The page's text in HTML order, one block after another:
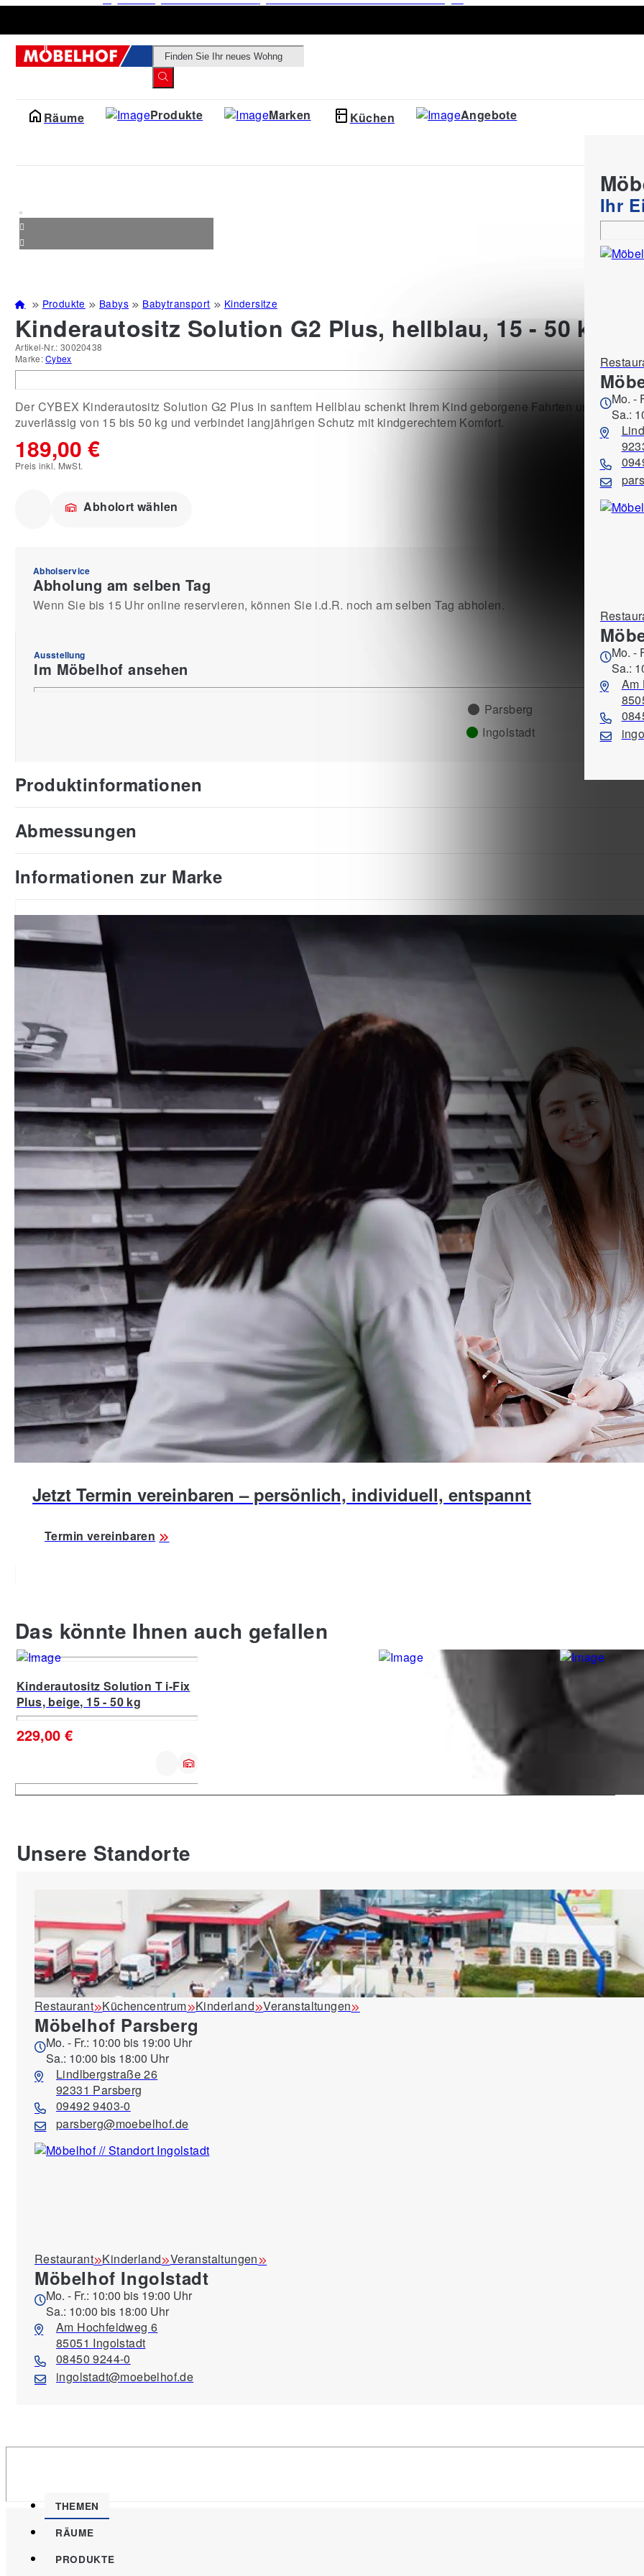
Products
search
Räume Produkte Marken Küchen Angebote
Ihr
Mo. -
Sa.:
Mo. -
Sa.:
Am
Produkte Babys Babytransport Kindersitze
Kinderautositz Solution G2 Plus, hellblau, 15 - 50 kg
Artikel-Nr.: 30020438
Marke:Cybex
Der CYBEX Kinderautositz Solution G2 Plus in sanftem Hellblau schenkt Ihrem Kind geborgene Fahrten und
zuverlässig von 15 bis 50 kg und verbindet langjährigen Schutz mit kindgerechtem Komfort.
189,00 €
Preis inkl. MwSt.
Abholort wählen
Abholservice
Abholung am selben Tag
Wenn Sie bis 15 Uhr online reservieren, können Sie i.d.R. noch am selben Tag abholen.
Ausstellung
Im Möbelhof ansehen
Parsberg
Ingolstadt
Produktinformationen
Abmessungen
Informationen zur Marke
Jetzt Termin vereinbaren – persönlich, individuell, entspannt
Termin vereinbaren
Das könnte Ihnen auch gefallen
Kinderautositz Solution T i-Fix
Plus, beige, 15 - 50 kg
229,00 €
Becherhalter, schwarz
Kinderautositz
Platinum,
399,00 €
Unsere Standorte
Restaurant Küchencentrum Kinderland Veranstaltungen
Möbelhof Parsberg
Mo. - Fr.: 10:00 bis 19:00 Uhr
Sa.: 10:00 bis 18:00 Uhr
Lindlbergstraße 26
92331 Parsberg
09492 9403-0
parsberg@moebelhof.de
Restaurant Kinderland Veranstaltungen
Möbelhof Ingolstadt
Mo. - Fr.: 10:00 bis 19:00 Uhr
Sa.: 10:00 bis 18:00 Uhr
Am Hochfeldweg 6
85051 Ingolstadt
08450 9244-0
ingolstadt@moebelhof.de
THEMEN
RÄUME
PRODUKTE